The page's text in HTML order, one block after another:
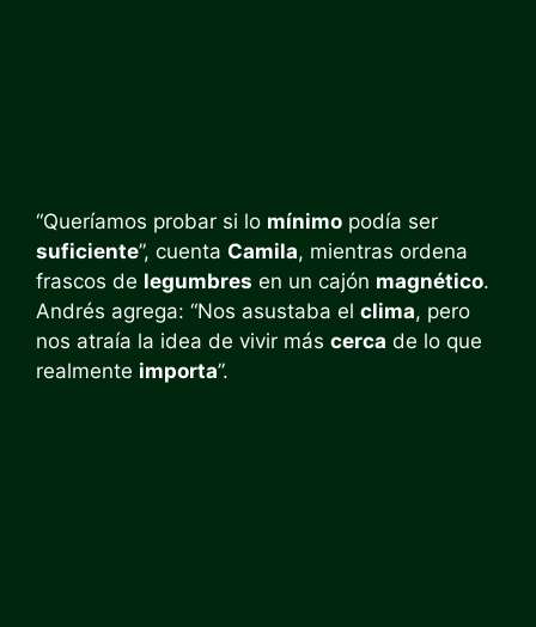
“Queríamos probar si lo mínimo podía ser
suficiente”, cuenta Camila, mientras ordena
frascos de legumbres en un cajón magnético.
Andrés agrega: “Nos asustaba el clima, pero
nos atraía la idea de vivir más cerca de lo que
realmente importa”.